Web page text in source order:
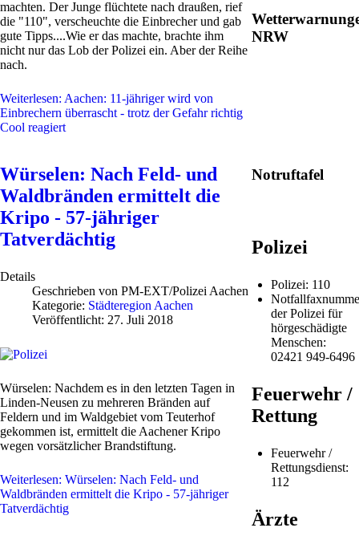
machten. Der Junge flüchtete nach draußen, rief
die "110", verscheuchte die Einbrecher und gab
gute Tipps....Wie er das machte, brachte ihm
nicht nur das Lob der Polizei ein. Aber der Reihe
nach.
Weiterlesen: Aachen: 11-jähriger wird von
Einbrechern überrascht - trotz der Gefahr richtig
Cool reagiert
Würselen: Nach Feld- und
Waldbränden ermittelt die
Kripo - 57-jähriger
Tatverdächtig
Details
Geschrieben von PM-EXT/Polizei Aachen
Kategorie: Städteregion Aachen
Veröffentlicht: 27. Juli 2018
Würselen: Nachdem es in den letzten Tagen in
Linden-Neusen zu mehreren Bränden auf
Feldern und im Waldgebiet vom Teuterhof
gekommen ist, ermittelt die Aachener Kripo
wegen vorsätzlicher Brandstiftung.
Weiterlesen: Würselen: Nach Feld- und
Waldbränden ermittelt die Kripo - 57-jähriger
Tatverdächtig
NRW
Notruftafel
Polizei
Polizei: 110
der Polizei für
hörgeschädigte
Menschen:
02421 949-6496
Feuerwehr /
Rettung
Feuerwehr /
Rettungsdienst:
112
Ärzte